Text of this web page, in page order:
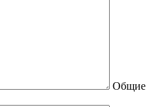
Общие